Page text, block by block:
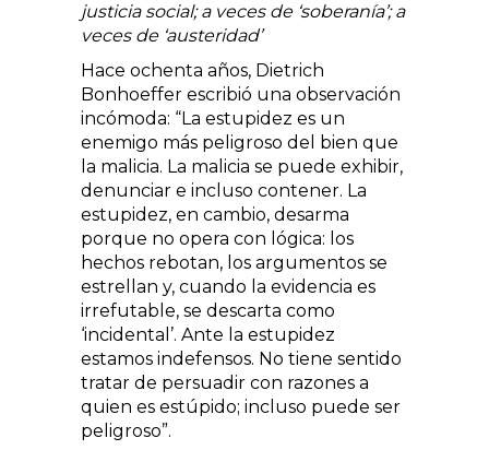
justicia social; a veces de ‘soberanía’; a
veces de ‘austeridad’
Hace ochenta años, Dietrich
Bonhoeffer escribió una observación
incómoda: “La estupidez es un
enemigo más peligroso del bien que
la malicia. La malicia se puede exhibir,
denunciar e incluso contener. La
estupidez, en cambio, desarma
porque no opera con lógica: los
hechos rebotan, los argumentos se
estrellan y, cuando la evidencia es
irrefutable, se descarta como
‘incidental’. Ante la estupidez
estamos indefensos. No tiene sentido
tratar de persuadir con razones a
quien es estúpido; incluso puede ser
peligroso”.